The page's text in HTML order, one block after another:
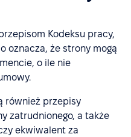
Kodeksu pracy,
oznacza, że strony mogą
o ile nie
również przepisy
zatrudnionego, a także
ekwiwalent za